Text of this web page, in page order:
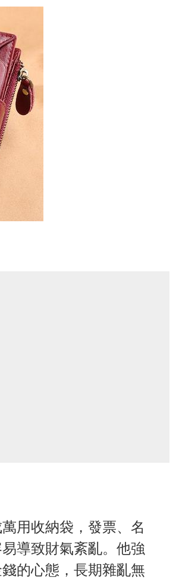
用收納袋，發票、名
導致財氣紊亂。他強
的心態，長期雜亂無